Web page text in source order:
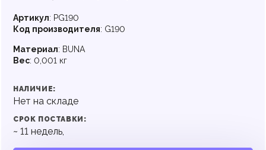
Артикул: PG190
Код производителя: G190
Материал: BUNA
Вес: 0,001 кг
НАЛИЧИЕ:
Нет на складе
СРОК ПОСТАВКИ:
~ 11 недель,